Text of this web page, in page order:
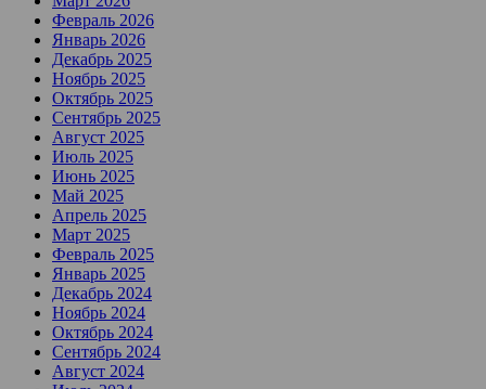
Февраль 2026
Январь 2026
Декабрь 2025
Ноябрь 2025
Октябрь 2025
Сентябрь 2025
Август 2025
Июль 2025
Июнь 2025
Май 2025
Апрель 2025
Март 2025
Февраль 2025
Январь 2025
Декабрь 2024
Ноябрь 2024
Октябрь 2024
Сентябрь 2024
Август 2024